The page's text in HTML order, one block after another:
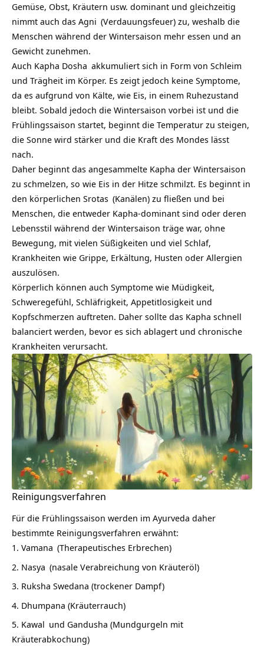
Gemüse, Obst, Kräutern usw. dominant und gleichzeitig
nimmt auch das Agni (Verdauungsfeuer) zu, weshalb die
Menschen während der Wintersaison mehr essen und an
Gewicht zunehmen.
Auch Kapha Dosha akkumuliert sich in Form von Schleim
und Trägheit im Körper. Es zeigt jedoch keine Symptome,
da es aufgrund von Kälte, wie Eis, in einem Ruhezustand
bleibt. Sobald jedoch die Wintersaison vorbei ist und die
Frühlingssaison startet, beginnt die Temperatur zu steigen,
die Sonne wird stärker und die Kraft des Mondes lässt
nach.
Daher beginnt das angesammelte Kapha der Wintersaison
zu schmelzen, so wie Eis in der Hitze schmilzt. Es beginnt in
den körperlichen Srotas (Kanälen) zu fließen und bei
Menschen, die entweder Kapha-dominant sind oder deren
Lebensstil während der Wintersaison träge war, ohne
Bewegung, mit vielen Süßigkeiten und viel Schlaf,
Krankheiten wie Grippe, Erkältung, Husten oder Allergien
auszulösen.
Körperlich können auch Symptome wie Müdigkeit,
Schweregefühl, Schläfrigkeit, Appetitlosigkeit und
Kopfschmerzen auftreten. Daher sollte das Kapha schnell
balanciert werden, bevor es sich ablagert und chronische
Krankheiten verursacht.
Reinigungsverfahren
Für die Frühlingssaison werden im Ayurveda daher
bestimmte Reinigungsverfahren erwähnt:
Vamana (Therapeutisches Erbrechen)
Nasya (nasale Verabreichung von Kräuteröl)
Ruksha Swedana (trockener Dampf)
Dhumpana (Kräuterrauch)
Kawal und Gandusha (Mundgurgeln mit
Kräuterabkochung)